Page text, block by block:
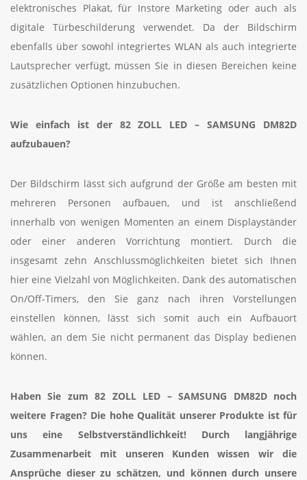
elektronisches Plakat, für Instore Marketing oder auch als
digitale Türbeschilderung verwendet. Da der Bildschirm
ebenfalls über sowohl integriertes WLAN als auch integrierte
Lautsprecher verfügt, müssen Sie in diesen Bereichen keine
zusätzlichen Optionen hinzubuchen.
Wie einfach ist der 82 ZOLL LED – SAMSUNG DM82D
aufzubauen?
Der Bildschirm lässt sich aufgrund der Größe am besten mit
mehreren Personen aufbauen, und ist anschließend
innerhalb von wenigen Momenten an einem Displayständer
oder einer anderen Vorrichtung montiert. Durch die
insgesamt zehn Anschlussmöglichkeiten bietet sich Ihnen
hier eine Vielzahl von Möglichkeiten. Dank des automatischen
On/Off-Timers, den Sie ganz nach ihren Vorstellungen
einstellen können, lässt sich somit auch ein Aufbauort
wählen, an dem Sie nicht permanent das Display bedienen
können.
Haben Sie zum 82 ZOLL LED – SAMSUNG DM82D noch
weitere Fragen? Die hohe Qualität unserer Produkte ist für
uns eine Selbstverständlichkeit! Durch langjährige
Zusammenarbeit mit unseren Kunden wissen wir die
Ansprüche dieser zu schätzen, und können durch unsere